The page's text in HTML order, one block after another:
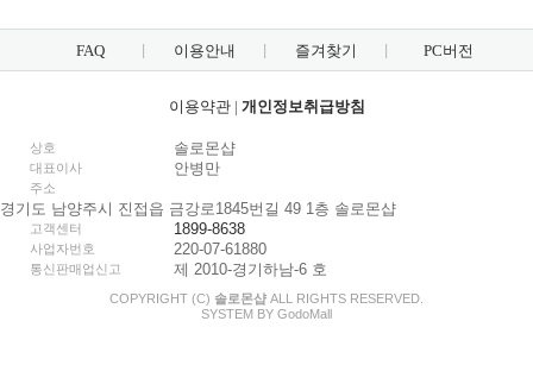
FAQ 이용안내 즐겨찾기 PC버전
이용약관| 개인정보취급방침
상호 솔로몬샵
대표이사 안병만
주소
경기도 남양주시 진접읍 금강로1845번길 49 1층 솔로몬샵
고객센터 1899-8638
사업자번호 220-07-61880
통신판매업신고 제 2010-경기하남-6 호
COPYRIGHT (C) 솔로몬샵 ALL RIGHTS RESERVED.
SYSTEM BY GodoMall